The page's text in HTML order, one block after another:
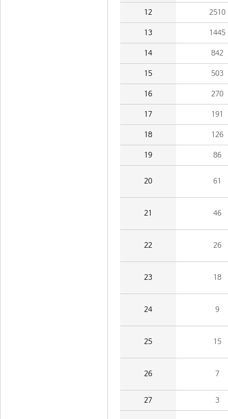
12 2510
13 1445
14 842
15 503
16 270
17 191
18 126
19 86
20 61
21 46
22 26
23 18
24 9
25 15
26 7
27 3